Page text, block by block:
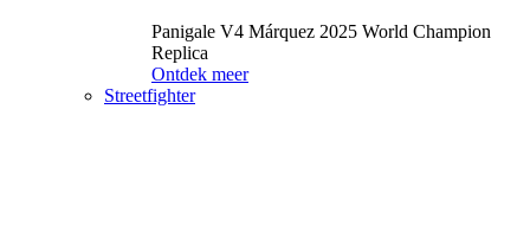
Panigale V4 Márquez 2025 World Champion
Replica
Ontdek meer
Streetfighter